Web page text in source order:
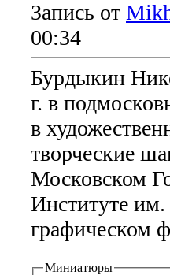
Запись от
00:34
Бурдыкин
г. в
в
творческие
Московском
Институте
графическом
Миниатюры